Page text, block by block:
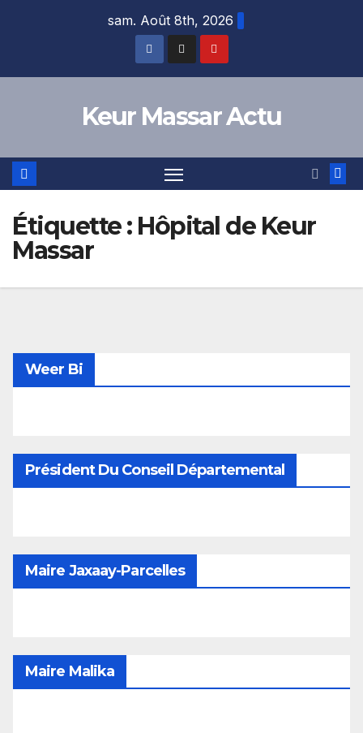
sam. Août 8th, 2026
Keur Massar Actu
Étiquette : Hôpital de Keur
Massar
Weer Bi
Président Du Conseil Départemental
Maire Jaxaay-Parcelles
Maire Malika